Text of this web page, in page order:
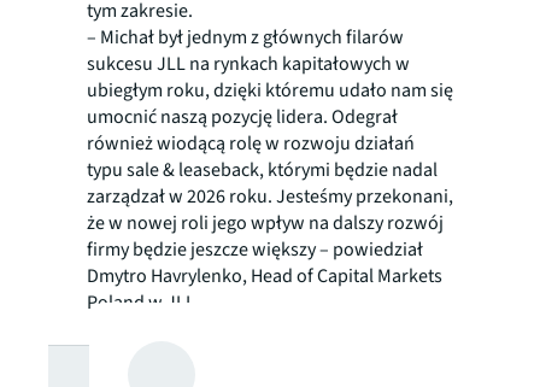
tym zakresie.
– Michał był jednym z głównych filarów
sukcesu JLL na rynkach kapitałowych w
ubiegłym roku, dzięki któremu udało nam się
umocnić naszą pozycję lidera. Odegrał
również wiodącą rolę w rozwoju działań
typu sale & leaseback, którymi będzie nadal
zarządzał w 2026 roku. Jesteśmy przekonani,
że w nowej roli jego wpływ na dalszy rozwój
firmy będzie jeszcze większy – powiedział
Dmytro Havrylenko, Head of Capital Markets
Poland w JLL.